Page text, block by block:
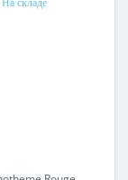
На складе